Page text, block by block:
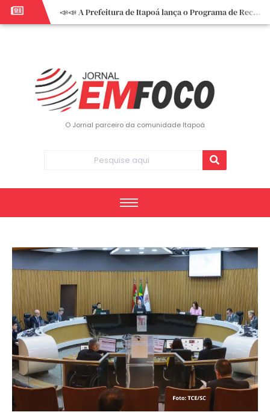
📣📣 A Prefeitura de Itapoá lança o Programa de Recuperação Fiscal (REFIS).
📢 Empreendedor do turismo, esta oportunidade é para você! Itapoá – SC.
O Jornal parceiro da comunidade Itapoá